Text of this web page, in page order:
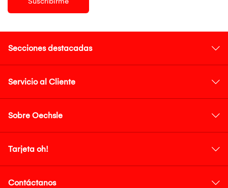
Secciones destacadas
Servicio al Cliente
Sobre Oechsle
Tarjeta oh!
Contáctanos